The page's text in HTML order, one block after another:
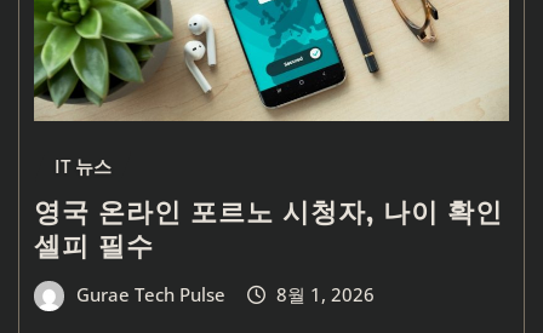
IT 뉴스
영국 온라인 포르노 시청자, 나이 확인
셀피 필수
Gurae Tech Pulse 8월 1, 2026